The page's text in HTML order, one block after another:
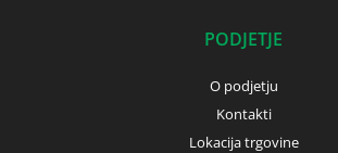
PODJETJE
O podjetju
Kontakti
Lokacija trgovine